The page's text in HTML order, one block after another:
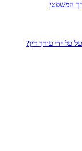
המשפטי
על ידי עורך דין?